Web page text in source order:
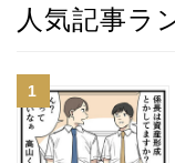
人気記事ラ